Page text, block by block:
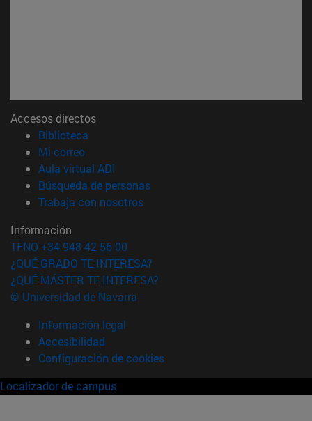
Accesos directos
Biblioteca
Mi correo(abre en nueva ventana)
Aula virtual ADI
Búsqueda de personas(abre en nueva ventana)
Trabaja con nosotros(abre en nueva ventana)
Información
TFNO +34 948 42 56 00
¿QUÉ GRADO TE INTERESA?
¿QUÉ MÁSTER TE INTERESA?
© Universidad de Navarra
Información legal
Accesibilidad
Configuración de cookies
Localizador de campus